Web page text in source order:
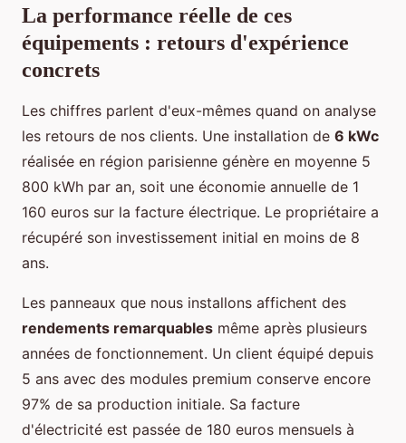
La performance réelle de ces
équipements : retours d'expérience
concrets
Les chiffres parlent d'eux-mêmes quand on analyse
les retours de nos clients. Une installation de 6 kWc
réalisée en région parisienne génère en moyenne 5
800 kWh par an, soit une économie annuelle de 1
160 euros sur la facture électrique. Le propriétaire a
récupéré son investissement initial en moins de 8
ans.
Les panneaux que nous installons affichent des
rendements remarquables même après plusieurs
années de fonctionnement. Un client équipé depuis
5 ans avec des modules premium conserve encore
97% de sa production initiale. Sa facture
d'électricité est passée de 180 euros mensuels à